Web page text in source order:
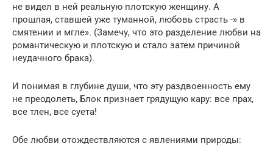
не видел в ней реальную плотскую женщину. А
прошлая, ставшей уже туманной, любовь страсть -» в
смятении и мгле». (Замечу, что это разделение любви на
романтическую и плотскую и стало затем причиной
неудачного брака).
И понимая в глубине души, что эту раздвоенность ему
не преодолеть, Блок признает грядущую кару: все прах,
все тлен, все суета!
Обе любви отождествляются с явлениями природы: